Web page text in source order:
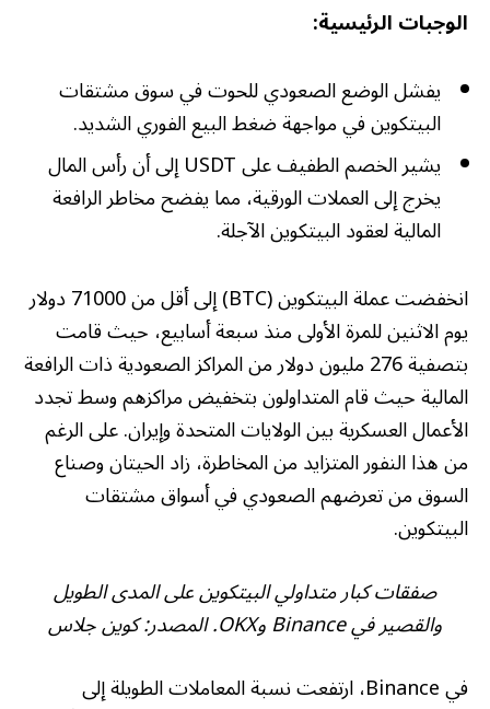
الوجبات الرئيسية:
يفشل الوضع الصعودي للحوت في سوق مشتقات
البيتكوين في مواجهة ضغط البيع الفوري الشديد.
يشير الخصم الطفيف على USDT إلى أن رأس المال
يخرج إلى العملات الورقية، مما يفضح مخاطر الرافعة
المالية لعقود البيتكوين الآجلة.
انخفضت عملة البيتكوين (BTC) إلى أقل من 71000 دولار
يوم الاثنين للمرة الأولى منذ سبعة أسابيع، حيث قامت
بتصفية 276 مليون دولار من المراكز الصعودية ذات الرافعة
المالية حيث قام المتداولون بتخفيض مراكزهم وسط تجدد
الأعمال العسكرية بين الولايات المتحدة وإيران. على الرغم
من هذا النفور المتزايد من المخاطرة، زاد الحيتان وصناع
السوق من تعرضهم الصعودي في أسواق مشتقات
البيتكوين.
صفقات كبار متداولي البيتكوين على المدى الطويل
والقصير في Binance وOKX. المصدر: كوين جلاس
في Binance، ارتفعت نسبة المعاملات الطويلة إلى